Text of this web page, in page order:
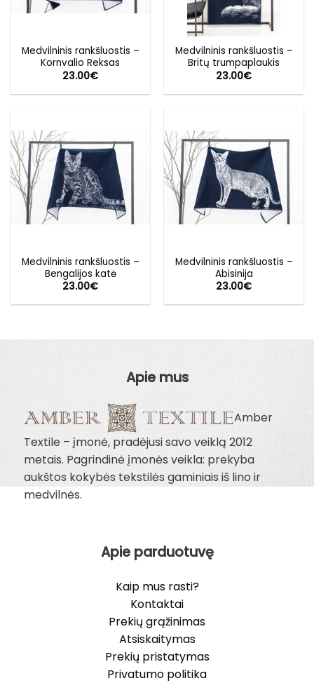
Medvilninis rankšluostis –
Kornvalio Reksas
23.00€
Medvilninis rankšluostis –
Britų trumpaplaukis
23.00€
Medvilninis rankšluostis –
Bengalijos katė
23.00€
Medvilninis rankšluostis –
Abisinija
23.00€
Apie mus
Amber
Textile – įmonė, pradėjusi savo veiklą 2012
metais. Pagrindinė įmonės veikla: prekyba
aukštos kokybės tekstilės gaminiais iš lino ir
medvilnės.
Apie parduotuvę
Kaip mus rasti?
Kontaktai
Prekių grąžinimas
Atsiskaitymas
Prekių pristatymas
Privatumo politika